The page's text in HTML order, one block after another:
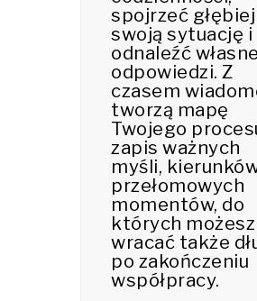
spojrzeć głębiej
swoją sytuację i
odnaleźć własne
odpowiedzi. Z
czasem
tworzą mapę
Twojego
zapis ważnych
myśli,
przełomowych
momentów, do
których możesz
wracać także
po zakończeniu
współpracy.